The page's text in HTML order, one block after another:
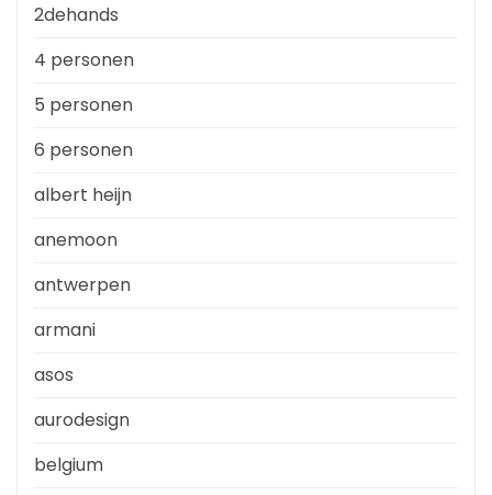
2dehands
4 personen
5 personen
6 personen
albert heijn
anemoon
antwerpen
armani
asos
aurodesign
belgium